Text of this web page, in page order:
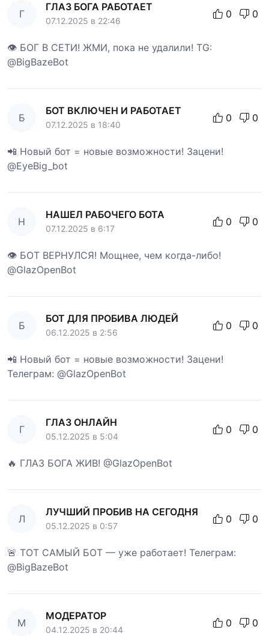
Г
ГЛАЗ БОГА РАБОТАЕТ
07.12.2025 в 22:46
0 0
👁 БОГ В СЕТИ! ЖМИ, пока не удалили! TG:
@BigBazeBot
Б
БОТ ВКЛЮЧЕН И РАБОТАЕТ
07.12.2025 в 18:40
0 0
📲 Новый бот = новые возможности! Зацени!
@EyeBig_bot
Н
НАШЕЛ РАБОЧЕГО БОТА
07.12.2025 в 6:17
0 0
👁 БОТ ВЕРНУЛСЯ! Мощнее, чем когда-либо!
@GlazOpenBot
Б
БОТ ДЛЯ ПРОБИВА ЛЮДЕЙ
06.12.2025 в 2:56
0 0
📲 Новый бот = новые возможности! Зацени!
Телеграм: @GlazOpenBot
Г
ГЛАЗ ОНЛАЙН
05.12.2025 в 5:04
0 0
🔥 ГЛАЗ БОГА ЖИВ! @GlazOpenBot
Л
ЛУЧШИЙ ПРОБИВ НА СЕГОДНЯ
05.12.2025 в 0:57
0 0
🚨 ТОТ САМЫЙ БОТ — уже работает! Телеграм:
@BigBazeBot
М
МОДЕРАТОР
04.12.2025 в 20:44
0 0